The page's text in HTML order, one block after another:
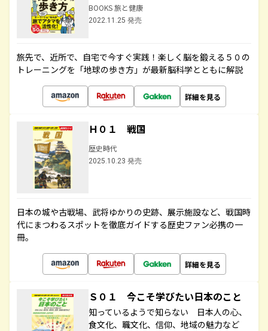
BOOKS 旅と健康
2022.11.25 発売
旅先で、近所で、自宅で今すぐ実践！楽しく脳を鍛える５０の
トレーニングを「地球の歩き方」が最新脳科学とともに解説
詳細を見る
Ｈ０１ 戦国
歴史時代
2025.10.23 発売
日本の城や古戦場、武将ゆかりの史跡、展示施設など、戦国時
代にまつわるスポットを徹底ガイドする歴史ファン必携の一
冊。
詳細を見る
Ｓ０１ 今こそ学びたい日本のこと
知っているようで知らない 日本人の心、
食文化、職文化、信仰、地域の魅力など